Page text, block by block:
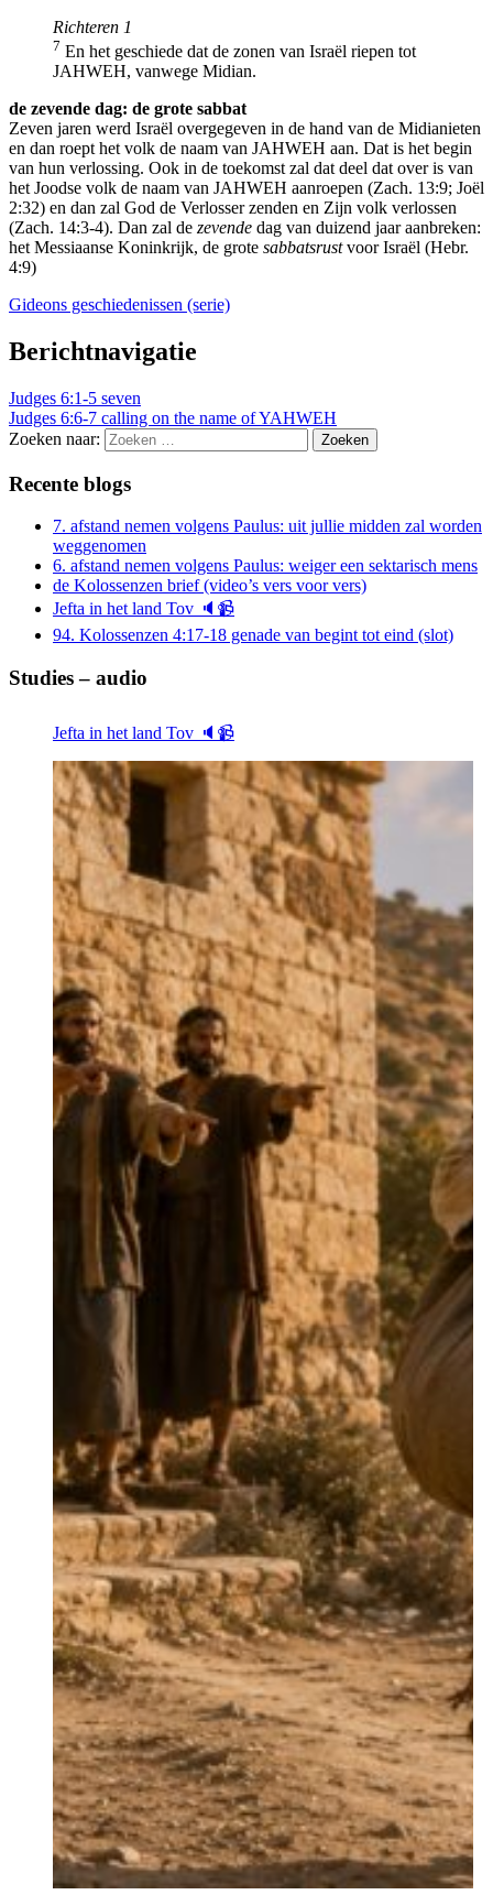
Richteren 1
7 En het geschiede dat de zonen van Israël riepen tot
JAHWEH, vanwege Midian.
de zevende dag: de grote sabbat
Zeven jaren werd Israël overgegeven in de hand van de Midianieten
en dan roept het volk de naam van JAHWEH aan. Dat is het begin
van hun verlossing. Ook in de toekomst zal dat deel dat over is van
het Joodse volk de naam van JAHWEH aanroepen (Zach. 13:9; Joël
2:32) en dan zal God de Verlosser zenden en Zijn volk verlossen
(Zach. 14:3-4). Dan zal de zevende dag van duizend jaar aanbreken:
het Messiaanse Koninkrijk, de grote sabbatsrustvoor Israël (Hebr.
4:9)
Gideons geschiedenissen (serie)
Berichtnavigatie
Judges 6:1-5 seven
Judges 6:6-7 calling on the name of YAHWEH
Zoeken naar:
Recente blogs
7. afstand nemen volgens Paulus: uit jullie midden zal worden
weggenomen
6. afstand nemen volgens Paulus: weiger een sektarisch mens
de Kolossenzen brief (video’s vers voor vers)
Jefta in het land Tov 🔈📹
94. Kolossenzen 4:17-18 genade van begint tot eind (slot)
Studies – audio
Jefta in het land Tov 🔈📹